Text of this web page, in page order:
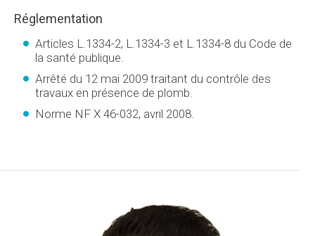
Réglementation
Articles L.1334-2, L.1334-3 et L.1334-8 du Code de
la santé publique.
Arrêté du 12 mai 2009 traitant du contrôle des
travaux en présence de plomb.
Norme NF X 46-032, avril 2008.